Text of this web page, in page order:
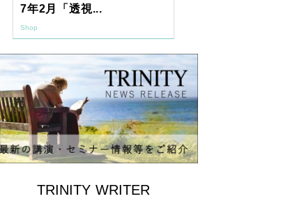
7年2月「透視...
Shop
TRINITY WRITER